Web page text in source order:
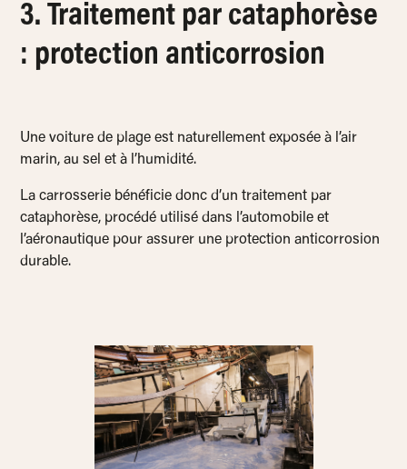
3. Traitement par cataphorèse
: protection anticorrosion
Une voiture de plage est naturellement exposée à l’air
marin, au sel et à l’humidité.
La carrosserie bénéficie donc d’un traitement par
cataphorèse, procédé utilisé dans l’automobile et
l’aéronautique pour assurer une protection anticorrosion
durable.